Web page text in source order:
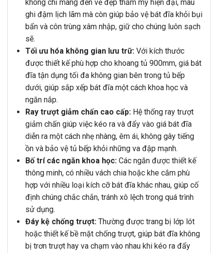
không chỉ mang đến vẻ đẹp thẩm mỹ hiện đại, màu
ghi đậm lịch lãm mà còn giúp bảo vệ bát đĩa khỏi bụi
bẩn và côn trùng xâm nhập, giữ cho chúng luôn sạch
sẽ.
Tối ưu hóa không gian lưu trữ:Với kích thước
được thiết kế phù hợp cho khoang tủ 900mm, giá bát
đĩa tận dụng tối đa không gian bên trong tủ bếp
dưới, giúp sắp xếp bát đĩa một cách khoa học và
ngăn nắp.
Ray trượt giảm chấn cao cấp:Hệ thống ray trượt
giảm chấn giúp việc kéo ra và đẩy vào giá bát đĩa
diễn ra một cách nhẹ nhàng, êm ái, không gây tiếng
ồn và bảo vệ tủ bếp khỏi những va đập mạnh.
Bố trí các ngăn khoa học:Các ngăn được thiết kế
thông minh, có nhiều vách chia hoặc khe cắm phù
hợp với nhiều loại kích cỡ bát đĩa khác nhau, giúp cố
định chúng chắc chắn, tránh xô lệch trong quá trình
sử dụng.
Đáy kệ chống trượt:Thường được trang bị lớp lót
hoặc thiết kế bề mặt chống trượt, giúp bát đĩa không
bị trơn trượt hay va chạm vào nhau khi kéo ra đẩy